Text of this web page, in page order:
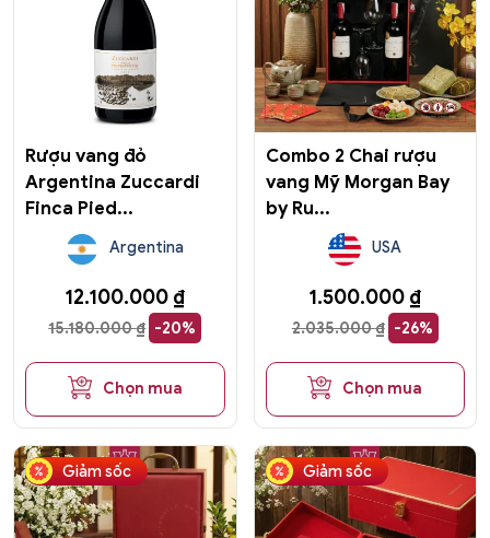
Rượu vang đỏ
Argentina Zuccardi
Finca Pied...
Argentina
15.180.000₫ -20%
12.100.000 ₫
Chọn mua
Combo 2 Chai rượu
vang Mỹ Morgan Bay
by Ru...
USA
2.035.000₫ -26%
1.500.000 ₫
Chọn mua
Giảm sốc Giảm sốc